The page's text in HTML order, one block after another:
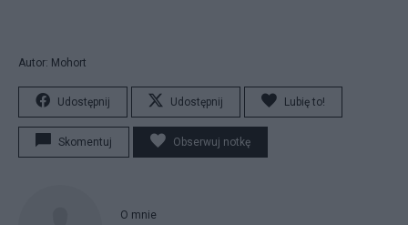
Autor: Mohort
Udostępnij Udostępnij Lubię to!
Skomentuj Obserwuj notkę
O mnie